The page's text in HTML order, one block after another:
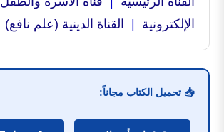
الإلكترونية | القناة الدينية (علم نافع)
📥 تحميل الكتاب مجاناً: